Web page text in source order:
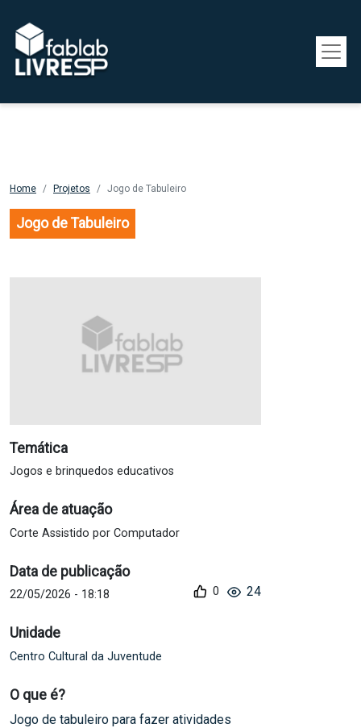
Home Projetos Jogo de Tabuleiro
Jogo de Tabuleiro
Temática
Jogos e brinquedos educativos
Área de atuação
Corte Assistido por Computador
Data de publicação
22/05/2026 - 18:18
Unidade
Centro Cultural da Juventude
0 24
O que é?
Jogo de tabuleiro para fazer atividades